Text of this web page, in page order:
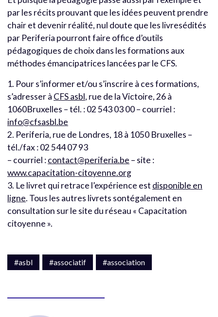
par les récits prouvant que les idées peuvent prendre
chair et devenir réalité, nul doute que les livresédités
par Periferia pourront faire office d’outils
pédagogiques de choix dans les formations aux
méthodes émancipatrices lancées par le CFS.
1. Pour s’informer et/ou s’inscrire à ces formations,
s’adresser à CFS asbl, rue de la Victoire, 26 à
1060Bruxelles – tél. : 02 543 03 00 – courriel :
info@cfsasbl.be
2. Periferia, rue de Londres, 18 à 1050 Bruxelles –
tél./fax : 02 544 07 93
– courriel :contact@periferia.be – site :
www.capacitation-citoyenne.org
3. Le livret qui retrace l’expérience est disponible en
ligne. Tous les autres livrets sontégalement en
consultation sur le site du réseau « Capacitation
citoyenne ».
#asbl #associatif #association